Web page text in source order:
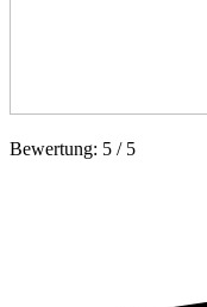
Bewertung: 5 / 5